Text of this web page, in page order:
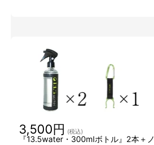
『13.5water・300mlボトル』2本＋ノ
3,500円 (税込)